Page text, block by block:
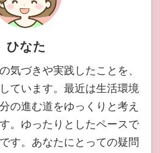
ひなた
気づきや実践したことを、
ています。最近は生活環境
の進む道をゆっくりと考え
。ゆったりとしたペースで
す。あなたにとっての疑問